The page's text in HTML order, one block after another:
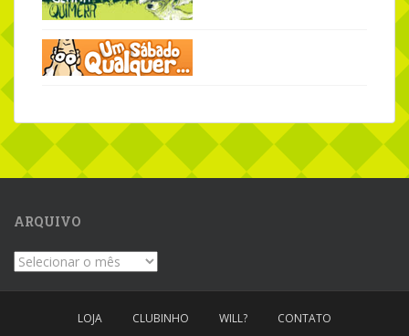
ARQUIVO
Arquivo
LOJA CLUBINHO WILL? CONTATO